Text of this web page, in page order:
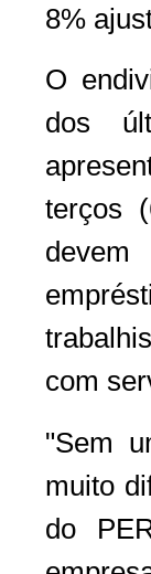
8%
O
dos
terços
com
"Sem
muito
do